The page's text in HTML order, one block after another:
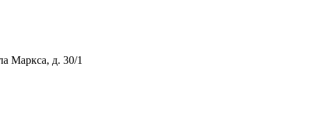
Маркса, д. 30/1